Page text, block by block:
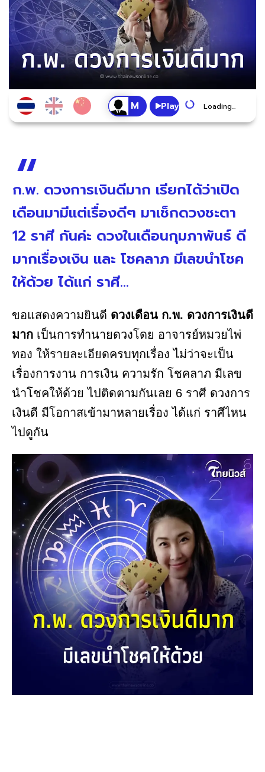
Play Loading...
ก.พ. ดวงการเงินดีมาก เรียกได้ว่าเปิด
เดือนมามีแต่เรื่องดีๆ มาเช็กดวงชะตา
12 ราศี กันค่ะ ดวงในเดือนกุมภาพันธ์ ดี
มากเรื่องเงิน และ โชคลาภ มีเลขนำโชค
ให้ด้วย ได้แก่ ราศี...
ขอแสดงความยินดี ดวงเดือน ก.พ. ดวงการเงินดี
มาก เป็นการทำนายดวงโดย อาจารย์หมวยไพ่
ทอง ให้รายละเอียดครบทุกเรื่อง ไม่ว่าจะเป็น
เรื่องการงาน การเงิน ความรัก โชคลาภ มีเลข
นำโชคให้ด้วย ไปติดตามกันเลย 6 ราศี ดวงการ
เงินดี มีโอกาสเข้ามาหลายเรื่อง ได้แก่ ราศีไหน
ไปดูกัน